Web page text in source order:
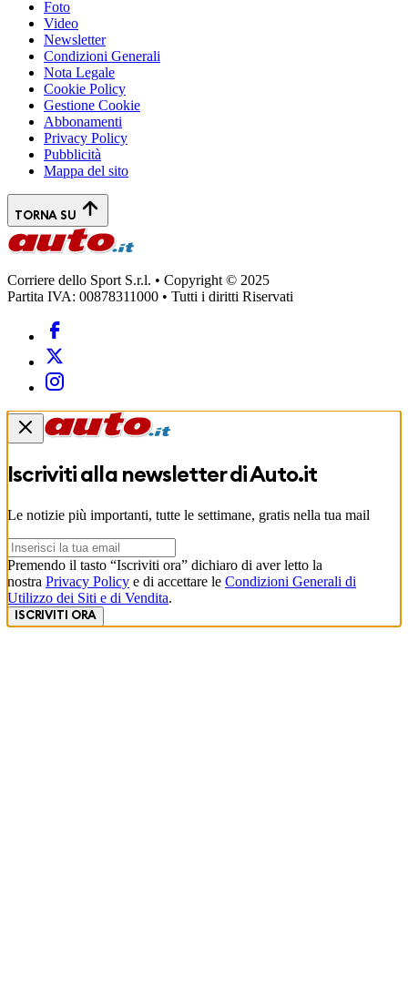
Foto
Video
Newsletter
Condizioni Generali
Nota Legale
Cookie Policy
Gestione Cookie
Abbonamenti
Privacy Policy
Pubblicità
Mappa del sito
TORNA SU
Corriere dello Sport S.r.l. • Copyright © 2025
Partita IVA: 00878311000 • Tutti i diritti Riservati
Iscriviti alla newsletter diAuto.it
Le notizie più importanti, tutte le settimane, gratis nella tua mail
Premendo il tasto “Iscriviti ora” dichiaro di aver letto la
nostra Privacy Policy e di accettare le Condizioni Generali di
Utilizzo dei Siti e di Vendita.
ISCRIVITI ORA